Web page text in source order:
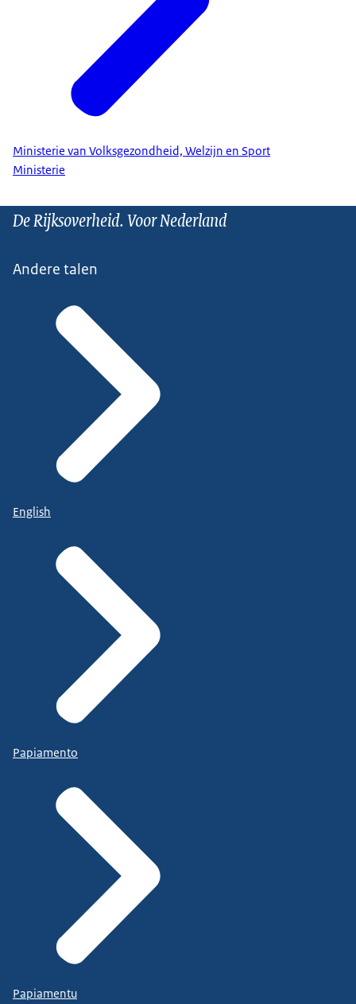
Ministerie van Volksgezondheid, Welzijn en Sport
Ministerie
De Rijksoverheid. Voor Nederland
Andere talen
English
Papiamento
Papiamentu